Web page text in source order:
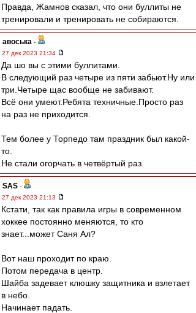
Правда, Жамнов сказал, что они буллиты не
тренировали и тренировать не собираются.
авоська -
27 дек 2023 21:34
Да шо вы с этими буллитами.
В следующий раз четыре из пяти забьют.Ну или
три.Четыре щас вообще не забивают.
Всё они умеют.Ребята техничные.Просто раз
на раз не приходится.
Тем более у Торпедо там праздник был какой-
то.
Не стали огорчать в четвёртый раз.
SAS -
27 дек 2023 21:13
Кстати, так как правила игры в современном
хоккее постоянно меняются, то кто
знает...может Саня Ал?
Вот наш проходит по краю.
Потом передача в центр.
Шайба задевает клюшку защитника и взлетает
в небо.
Начинает падать.